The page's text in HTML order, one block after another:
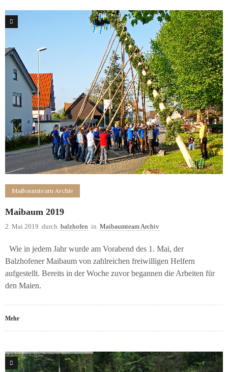
2
Maibaumteam Archiv
Maibaum 2019
2. Mai 2019 durch balzhofen in Maibaumteam Archiv
Wie in jedem Jahr wurde am Vorabend des 1. Mai, der
Balzhofener Maibaum von zahlreichen freiwilligen Helfern
aufgestellt. Bereits in der Woche zuvor begannen die Arbeiten für
den Maien.
Mehr
0